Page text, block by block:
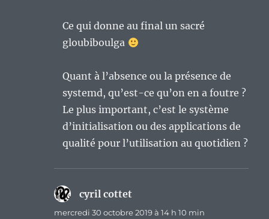
Ce qui donne au final un sacré
gloubiboulga
Quant à l’absence ou la présence de
systemd, qu’est-ce qu’on en a foutre ?
Le plus important, c’est le système
d’initialisation ou des applications de
qualité pour l’utilisation au quotidien ?
cyril cottet
mercredi 30 octobre 2019 à 14 h 10 min